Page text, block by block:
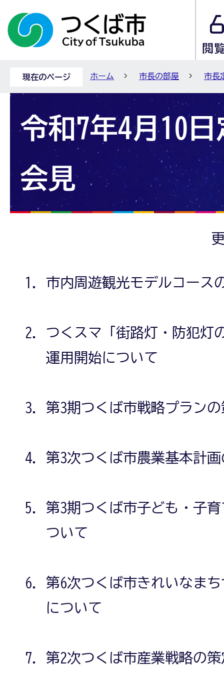
現在のページ ホーム 市長の部屋 市長
令和7年4月10
会見
市内周遊観光モデルコース
つくスマ「街路灯・防犯灯
運用開始について
第3期つくば市戦略プラン
第3次つくば市農業基本計
第3期つくば市子ども・子
ついて
第6次つくば市きれいなま
について
第2次つくば市産業戦略の